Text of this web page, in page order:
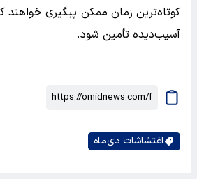
کوتاه‌ترین زمان ممکن پیگیری خواهند
آسیب‌دیده تأمین شود.
اغتشاشات دی‌ماه